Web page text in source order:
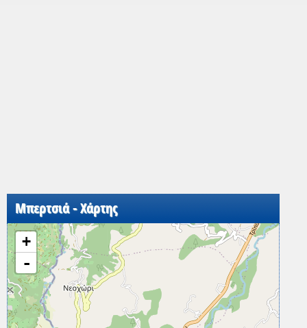
Μπερτσιά - Χάρτης
+
-